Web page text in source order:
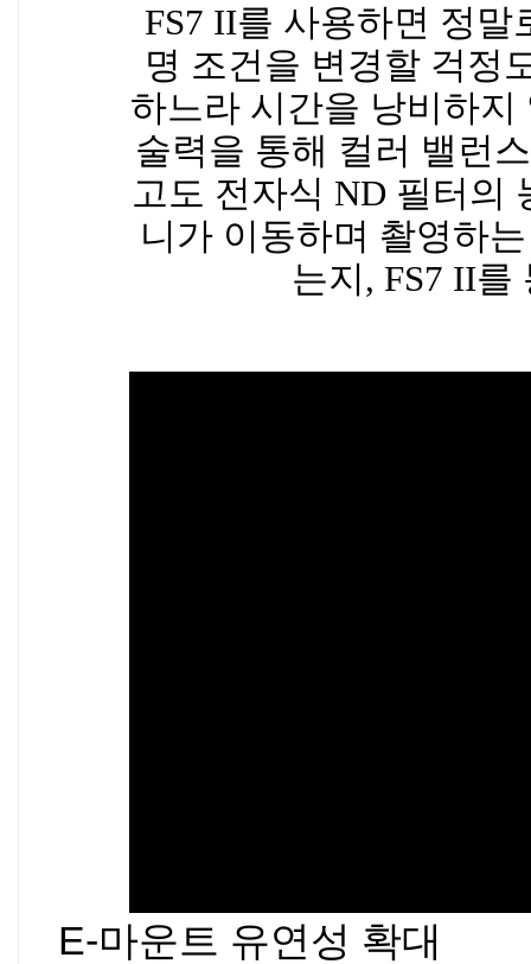
FS7 II를 사용하면 정
명 조건을 변경할 걱정
하느라 시간을 낭비하
술력을 통해 컬러 밸런
고도 전자식 ND 필터의
니가 이동하며 촬영하
는지, FS7 II를
E-마운트 유연성 확대